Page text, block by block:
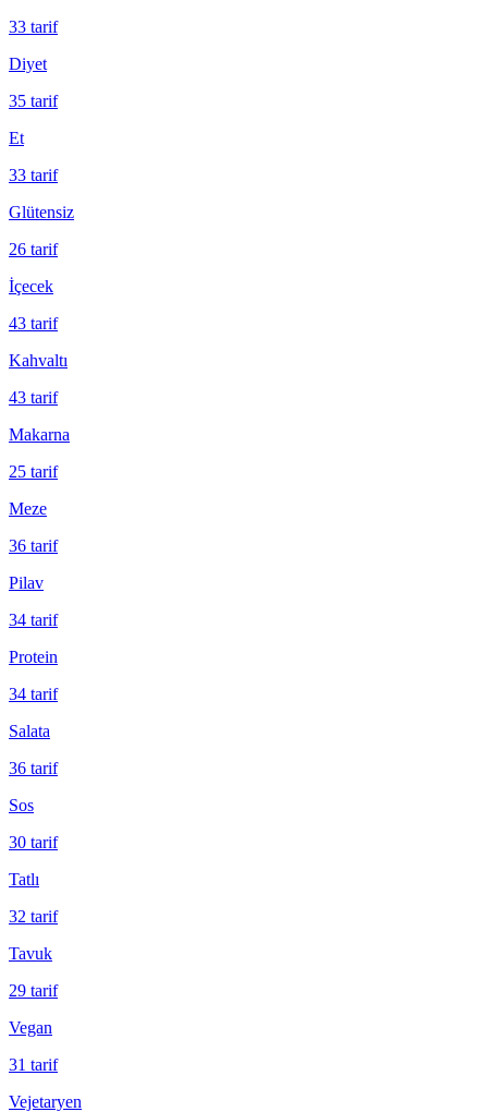
33 tarif
Diyet
35 tarif
Et
33 tarif
Glütensiz
26 tarif
İçecek
43 tarif
Kahvaltı
43 tarif
Makarna
25 tarif
Meze
36 tarif
Pilav
34 tarif
Protein
34 tarif
Salata
36 tarif
Sos
30 tarif
Tatlı
32 tarif
Tavuk
29 tarif
Vegan
31 tarif
Vejetaryen